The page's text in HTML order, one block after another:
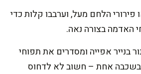
פירורי הלחם מעל, וערבבו קלות כדי
האדמה בצורה נאה.
בנייר אפייה ומסדרים את תפוחי
אחת – חשוב לא לדחוס